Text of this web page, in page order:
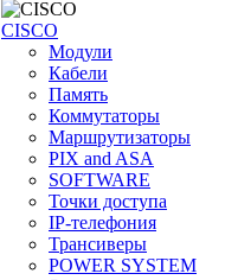
CISCO
Модули
Кабели
Память
Коммутаторы
Маршрутизаторы
PIX and ASA
SOFTWARE
Точки доступа
IP-телефония
Трансиверы
POWER SYSTEM